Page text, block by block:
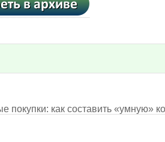
покупки: как составить «умную»